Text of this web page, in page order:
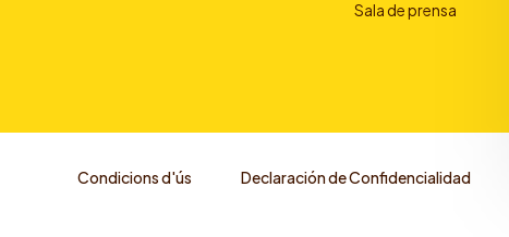
Sala de prensa
Condicions d'ús Declaración de Confidencialidad